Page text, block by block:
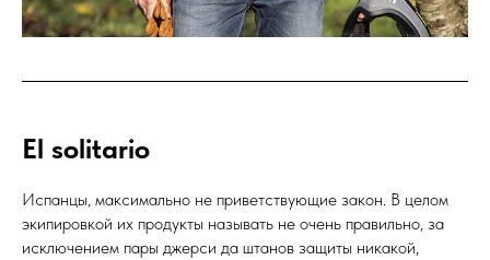
El solitario
Испанцы, максимально не приветствующие закон. В целом
экипировкой их продукты называть не очень правильно, за
исключением пары джерси да штанов защиты никакой,